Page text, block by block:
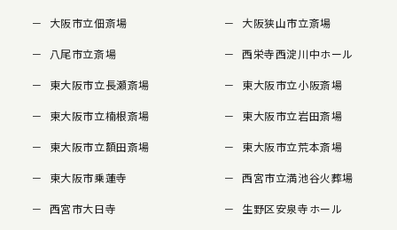
大阪市立佃斎場 大阪狭山市立斎場
八尾市立斎場 西栄寺西淀川中ホール
東大阪市立長瀬斎場 東大阪市立小阪斎場
東大阪市立楠根斎場 東大阪市立岩田斎場
東大阪市立額田斎場 東大阪市立荒本斎場
東大阪市乗蓮寺 西宮市立満池谷火葬場
西宮市大日寺 生野区安泉寺ホール